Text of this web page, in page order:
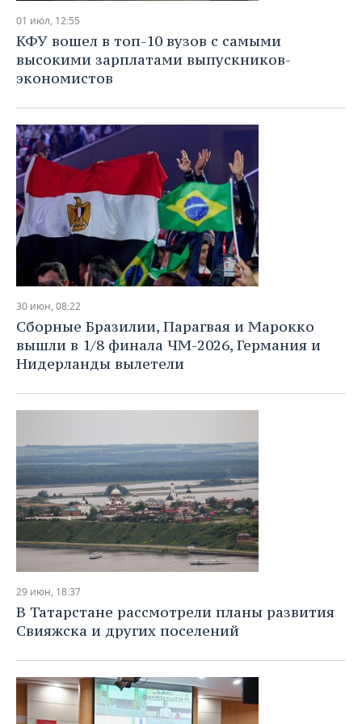
01 июл, 12:55
КФУ вошел в топ-10 вузов с самыми
высокими зарплатами выпускников-
экономистов
30 июн, 08:22
Сборные Бразилии, Парагвая и Марокко
вышли в 1/8 финала ЧМ-2026, Германия и
Нидерланды вылетели
29 июн, 18:37
В Татарстане рассмотрели планы развития
Свияжска и других поселений